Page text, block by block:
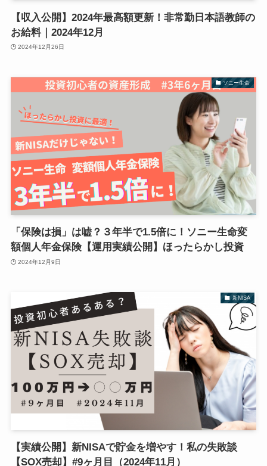
【収入公開】2024年最高額更新！非常勤日本語教師の
お給料｜2024年12月
2024年12月26日
ソニー生命
「保険は損」は嘘？３年半で1.5倍に！ソニー生命変
額個人年金保険【運用実績公開】ほったらかし投資
2024年12月9日
新NISA
【実績公開】新NISAで貯金を増やす！私の失敗談
【SOX売却】#9ヶ月目（2024年11月）